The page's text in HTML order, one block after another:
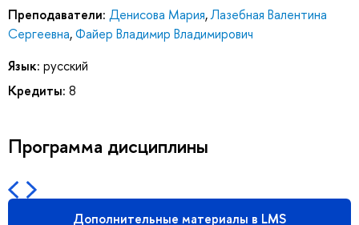
Преподаватели: Денисова Мария,Лазебная Валентина
Сергеевна,Файер Владимир Владимирович
Язык: русский
Кредиты: 8
Программа дисциплины
Дополнительные материалы в LMS